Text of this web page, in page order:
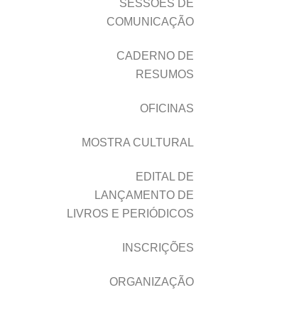
SESSÕES DE
COMUNICAÇÃO
CADERNO DE
RESUMOS
OFICINAS
MOSTRA CULTURAL
EDITAL DE
LANÇAMENTO DE
LIVROS E PERIÓDICOS
INSCRIÇÕES
ORGANIZAÇÃO